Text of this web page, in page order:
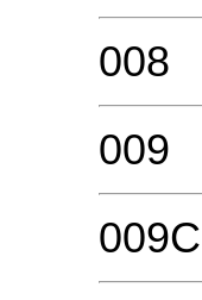
008
009